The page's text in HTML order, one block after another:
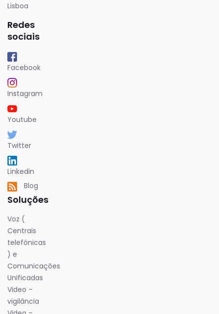
Lisboa
Redes
sociais
Facebook
Instagram
Youtube
Twitter
Linkedin
Blog
Soluções
Voz (
Centrais
telefónicas
) e
Comunicações
Unificadas
Video –
vigilância